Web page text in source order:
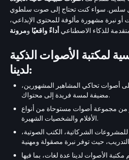
سلس. سواء كنت تحتاج إلى صوت سلطوي
أو نبرة مشهورة مألوفة للمحتوى الإبداعي،
للذكاء الاصطناعي أداءً واقعيًا ومرونة
لمكتبة الأصوات الذكية
لدينا:
أصوات تحاكي المشاهير المشهورين،
مضيفة لمسة فريدة إلى محتواك.
من مجموعة أصوات مستوحاة من أنواع
الأفلام والشخصيات الشهيرة.
للمشروعات الشركاتية، الكتب الصوتية،
مكتبة الأصوات لدينا عدة لغات، بما فيها